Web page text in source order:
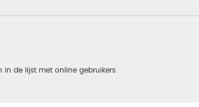
in de lijst met online gebruikers